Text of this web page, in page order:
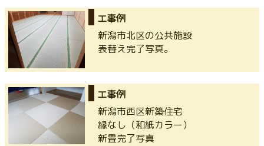
工事例
新潟市北区の公共施設
表替え完了写真。
工事例
新潟市西区新築住宅
縁なし（和紙カラー）
新畳完了写真